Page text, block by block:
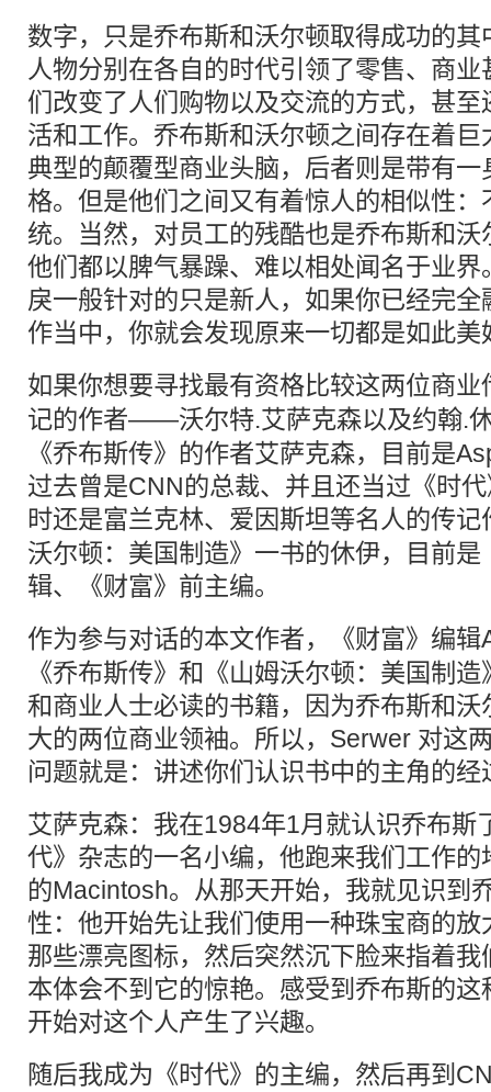
数字，只是乔布斯和沃尔顿取得成功的
人物分别在各自的时代引领了零售、商
们改变了人们购物以及交流的方式，甚
活和工作。乔布斯和沃尔顿之间存在着
典型的颠覆型商业头脑，后者则是带有
格。但是他们之间又有着惊人的相似性
统。当然，对员工的残酷也是乔布斯和
他们都以脾气暴躁、难以相处闻名于业
戾一般针对的只是新人，如果你已经完
作当中，你就会发现原来一切都是如此美
如果你想要寻找最有资格比较这两位商
记的作者——沃尔特.艾萨克森以及约翰.
《乔布斯传》的作者艾萨克森，目前是
过去曾是CNN的总裁、并且还当过《时
时还是富兰克林、爱因斯坦等名人的传记
沃尔顿：美国制造》一书的休伊，目前
辑、《财富》前主编。
作为参与对话的本文作者，《财富》编
《乔布斯传》和《山姆沃尔顿：美国制
和商业人士必读的书籍，因为乔布斯和
大的两位商业领袖。所以，Serwer 对这
问题就是：讲述你们认识书中的主角的经
艾萨克森：我在1984年1月就认识乔布斯
代》杂志的一名小编，他跑来我们工作
的Macintosh。从那天开始，我就见识到
性：他开始先让我们使用一种珠宝商的
那些漂亮图标，然后突然沉下脸来指着
本体会不到它的惊艳。感受到乔布斯的
开始对这个人产生了兴趣。
随后我成为《时代》的主编，然后再到